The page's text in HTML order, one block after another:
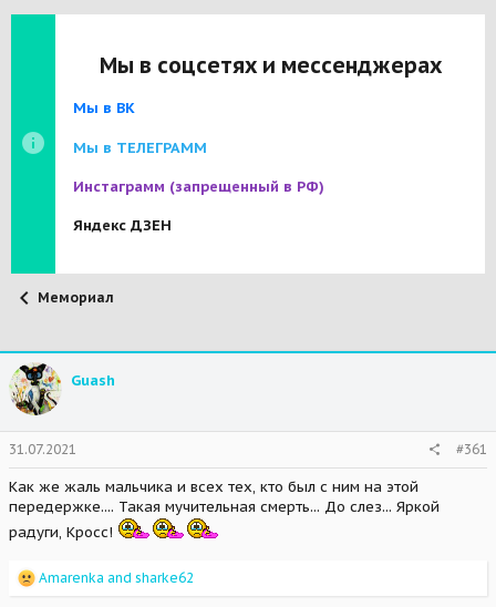
Мы в соцсетях и мессенджерах
Мы в ВК
Мы в ТЕЛЕГРАММ
Инстаграмм (запрещенный в РФ)
Яндекс ДЗЕН
Мемориал
Guash
31.07.2021 #361
Как же жаль мальчика и всех тех, кто был с ним на этой
передержке.... Такая мучительная смерть... До слез... Яркой
радуги, Кросс!
R
Amarenka and sharke62